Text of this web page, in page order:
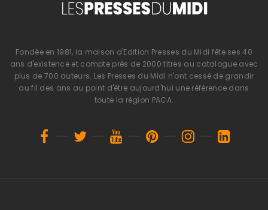
Fondée en 1981, la maison d'Edition Presses du Midi fête ses 40
ans d'existence et compte près de 2000 titres au catalogue avec
plus de 700 auteurs. Les Presses du Midi n'ont cessé de grandir
au fil des ans au point d'être aujourd'hui une référence dans
toute la région PACA.